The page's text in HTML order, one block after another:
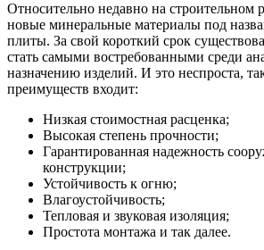
Относительно недавно на строительном
новые минеральные материалы под
плиты. За свой короткий срок
стать самыми востребованными среди
назначению изделий. И это неспроста,
преимуществ входит:
Низкая стоимостная расценка;
Высокая степень прочности;
Гарантированная надежность
конструкции;
Устойчивость к огню;
Влагоустойчивость;
Тепловая и звуковая изоляция;
Простота монтажа и так далее.